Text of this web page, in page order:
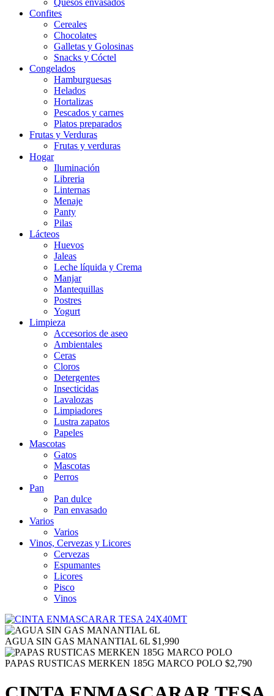
Quesos envasados
Confites
Cereales
Chocolates
Galletas y Golosinas
Snacks y Cóctel
Congelados
Hamburguesas
Helados
Hortalizas
Pescados y carnes
Platos preparados
Frutas y Verduras
Frutas y verduras
Hogar
Iluminación
Libreria
Linternas
Menaje
Panty
Pilas
Lácteos
Huevos
Jaleas
Leche líquida y Crema
Manjar
Mantequillas
Postres
Yogurt
Limpieza
Accesorios de aseo
Ambientales
Ceras
Cloros
Detergentes
Insecticidas
Lavalozas
Limpiadores
Lustra zapatos
Papeles
Mascotas
Gatos
Mascotas
Perros
Pan
Pan dulce
Pan envasado
Varios
Varios
Vinos, Cervezas y Licores
Cervezas
Espumantes
Licores
Pisco
Vinos
AGUA SIN GAS MANANTIAL 6L $1,990
PAPAS RUSTICAS MERKEN 185G MARCO POLO $2,790